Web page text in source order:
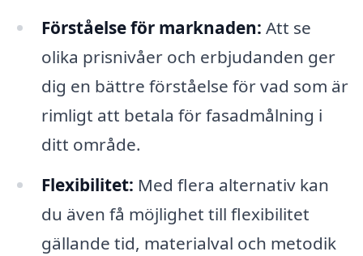
Förståelse för marknaden: Att se
olika prisnivåer och erbjudanden ger
dig en bättre förståelse för vad som är
rimligt att betala för fasadmålning i
ditt område.
Flexibilitet: Med flera alternativ kan
du även få möjlighet till flexibilitet
gällande tid, materialval och metodik